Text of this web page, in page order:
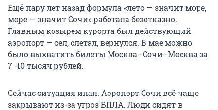
Ещё пару лет назад формула «лето — значит море,
море — значит Сочи» работала безотказно.
Главным козырем курорта был действующий
аэропорт — сел, слетал, вернулся. В мае можно
было выхватить билеты Москва–Сочи–Москва за
7 -10 тысяч рублей.
Сейчас ситуация иная. Аэропорт Сочи всё чаще
закрывают из-за угроз БПЛА. Люди сидят в